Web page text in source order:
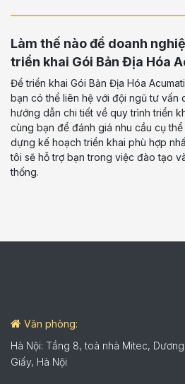
Làm thế nào để doanh
triển khai Gói Bản Địa Hóa
Để triển khai Gói Bản Địa Hóa
bạn có thể liên hệ với đội ngũ tư vấn
hướng dẫn chi tiết về quy trình triển
cùng bạn để đánh giá nhu cầu cụ
dựng kế hoạch triển khai phù hợp
tôi sẽ hỗ trợ bạn trong việc đào tạo
thống.
Văn phòng:
Hà Nội: Tầng 8, toà nhà Mitec,
Giấy, Hà Nội